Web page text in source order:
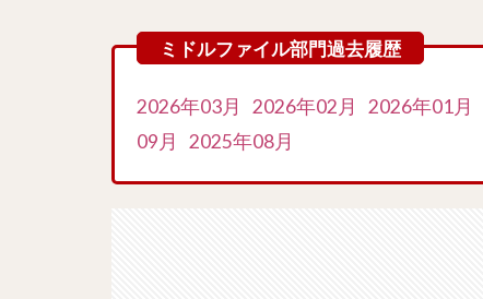
2026年03月 2026年02月 2026年01月
09月
2025年08月